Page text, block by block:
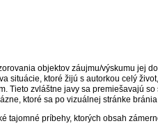
objektov záujmu/výskumu jej
situácie, ktoré žijú s autorkou celý
Tieto zvláštne javy sa premiešavajú
ktoré sa po vizuálnej stránke
tajomné príbehy, ktorých obsah